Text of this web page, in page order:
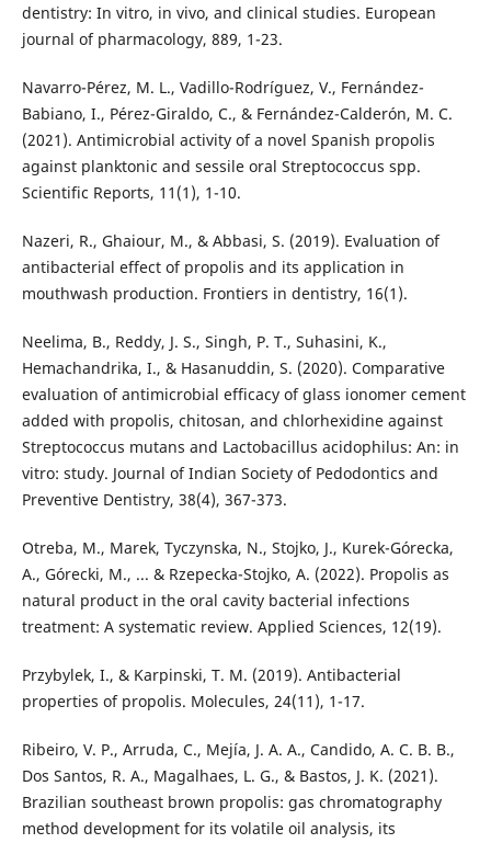
dentistry: In vitro, in vivo, and clinical studies. European
journal of pharmacology, 889, 1-23.
Navarro-Pérez, M. L., Vadillo-Rodríguez, V., Fernández-
Babiano, I., Pérez-Giraldo, C., & Fernández-Calderón, M. C.
(2021). Antimicrobial activity of a novel Spanish propolis
against planktonic and sessile oral Streptococcus spp.
Scientific Reports, 11(1), 1-10.
Nazeri, R., Ghaiour, M., & Abbasi, S. (2019). Evaluation of
antibacterial effect of propolis and its application in
mouthwash production. Frontiers in dentistry, 16(1).
Neelima, B., Reddy, J. S., Singh, P. T., Suhasini, K.,
Hemachandrika, I., & Hasanuddin, S. (2020). Comparative
evaluation of antimicrobial efficacy of glass ionomer cement
added with propolis, chitosan, and chlorhexidine against
Streptococcus mutans and Lactobacillus acidophilus: An: in
vitro: study. Journal of Indian Society of Pedodontics and
Preventive Dentistry, 38(4), 367-373.
Otreba, M., Marek, Tyczynska, N., Stojko, J., Kurek-Górecka,
A., Górecki, M., ... & Rzepecka-Stojko, A. (2022). Propolis as
natural product in the oral cavity bacterial infections
treatment: A systematic review. Applied Sciences, 12(19).
Przybylek, I., & Karpinski, T. M. (2019). Antibacterial
properties of propolis. Molecules, 24(11), 1-17.
Ribeiro, V. P., Arruda, C., Mejía, J. A. A., Candido, A. C. B. B.,
Dos Santos, R. A., Magalhaes, L. G., & Bastos, J. K. (2021).
Brazilian southeast brown propolis: gas chromatography
method development for its volatile oil analysis, its